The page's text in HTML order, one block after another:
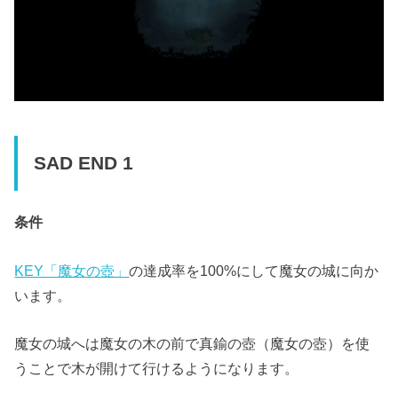
SAD END 1
条件
KEY「魔女の壺」の達成率を100%にして魔女の城に向か
います。
魔女の城へは魔女の木の前で真鍮の壺（魔女の壺）を使
うことで木が開けて行けるようになります。